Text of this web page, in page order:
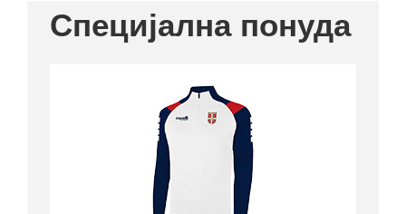
Специјална понуда